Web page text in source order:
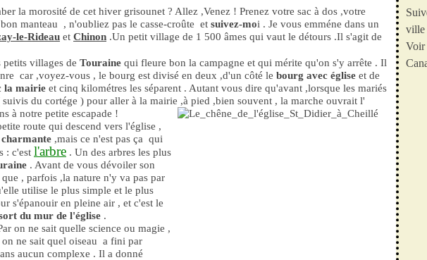
la morosité de cet hiver grisounet ? Allez ,Venez ! Prenez votre sac à dos ,votre
manteau , n'oubliez pas le casse-croûte et suivez-moi . Je vous emméne dans un
le-Rideau et Chinon .Un petit village de 1 500 âmes qui vaut le détours .Il s'agit de
petits villages de Touraine qui fleure bon la campagne et qui mérite qu'on s'y arrête . Il
car ,voyez-vous , le bourg est divisé en deux ,d'un côté le bourg avec église et de
la mairie et cinq kilométres les séparent . Autant vous dire qu'avant ,lorsque les mariés
du cortége ) pour aller à la mairie ,à pied ,bien souvent , la marche ouvrait l'
à notre petite escapade !
route qui descend vers l'église ,
charmante ,mais ce n'est pas ça qui
: c'est l'arbre . Un des arbres les plus
. Avant de vous dévoiler son
, parfois ,la nature n'y va pas par
utilise le plus simple et le plus
s'épanouir en pleine air , et c'est le
du mur de l'église .
on ne sait quelle science ou magie ,
ne sait quel oiseau a fini par
aucun complexe . Il a donné
ville
Voir